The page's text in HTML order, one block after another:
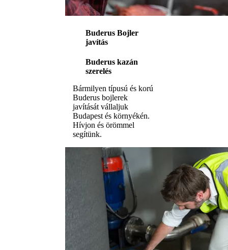
Buderus Bojler
javítás
Buderus kazán
szerelés
Bármilyen típusú és korú
Buderus bojlerek
javítását vállaljuk
Budapest és környékén.
Hívjon és örömmel
segítünk.